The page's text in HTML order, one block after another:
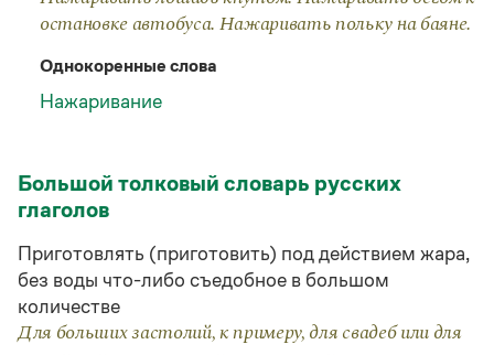
Монологи
Интервью
Лекции и подкасты
Рекомендуем
Учебник Грамоты
Интерактивные упражнения: от простого к сложному
Скороговорки
Большой толковый словарь русских
глаголов
Приготовлять (приготовить) под действием жара,
без воды что-либо съедобное в большом
количестве
Для больших застолий, к примеру, для свадеб или для
остановке автобуса. Нажаривать польку на баяне.
Однокоренные слова
Нажаривание